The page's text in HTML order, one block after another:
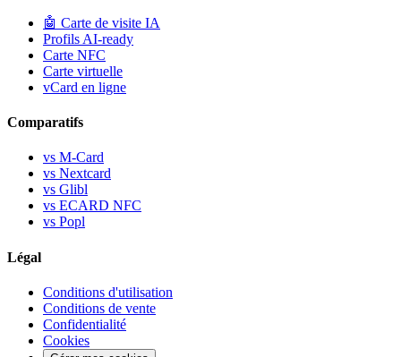
🤖 Carte de visite IA
Profils AI-ready
Carte NFC
Carte virtuelle
vCard en ligne
Comparatifs
vs M-Card
vs Nextcard
vs Glibl
vs ECARD NFC
vs Popl
Légal
Conditions d'utilisation
Conditions de vente
Confidentialité
Cookies